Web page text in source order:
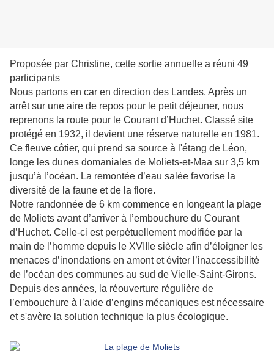
Proposée par Christine, cette sortie annuelle a réuni 49
participants
Nous partons en car en direction des Landes. Après un
arrêt sur une aire de repos pour le petit déjeuner, nous
reprenons la route pour le Courant d’Huchet. Classé site
protégé en 1932, il devient une réserve naturelle en 1981.
Ce fleuve côtier, qui prend sa source à l'étang de Léon,
longe les dunes domaniales de Moliets-et-Maa sur 3,5 km
jusqu’à l’océan. La remontée d’eau salée favorise la
diversité de la faune et de la flore.
Notre randonnée de 6 km commence en longeant la plage
de Moliets avant d’arriver à l’embouchure du Courant
d’Huchet. Celle-ci est perpétuellement modifiée par la
main de l’homme depuis le XVIIIe siècle afin d’éloigner les
menaces d’inondations en amont et éviter l’inaccessibilité
de l’océan des communes au sud de Vielle-Saint-Girons.
Depuis des années, la réouverture régulière de
l’embouchure à l’aide d’engins mécaniques est nécessaire
et s'avère la solution technique la plus écologique.